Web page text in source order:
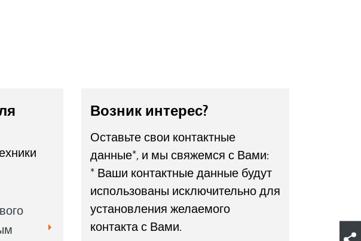
Возник интерес?
Оставьте свои контактные
данные*, и мы свяжемся с Вами:
* Ваши контактные данные будут
использованы исключительно для
установления желаемого
контакта с Вами.